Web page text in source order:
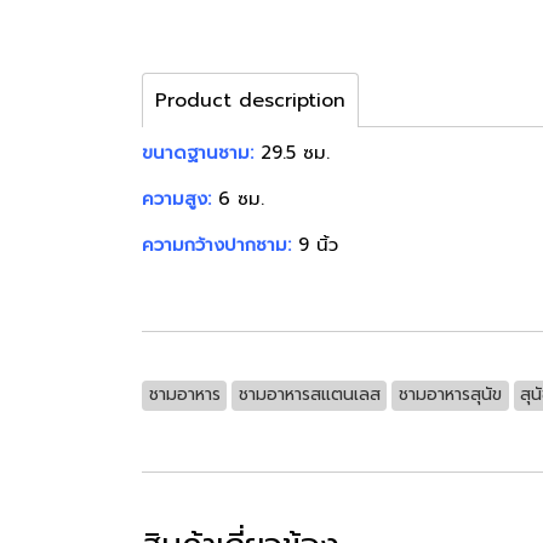
Product description
ขนาดฐานชาม: 29.5 ซม.
ความสูง: 6 ซม.
ความกว้างปากชาม: 9 นิ้ว
ชามอาหาร ชามอาหารสแตนเลส ชามอาหารสุนัข สุ